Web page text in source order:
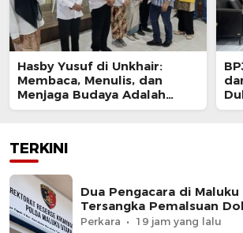
Hasby Yusuf di Unkhair:
Membaca, Menulis, dan
Menjaga Budaya Adalah
Investasi Intelektual
TERKINI
Dua Pengacara di
Tersangka Pemalsuan
Perkara 19 jam yang lalu